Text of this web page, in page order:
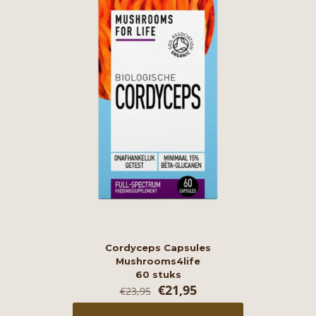
Cordyceps Capsules
Mushrooms4life
60 stuks
€23,95 Oorspronkelijke
prijs
€21,95Huidige
prijs